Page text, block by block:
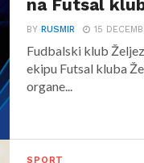
na Futsal
BYRUSMIR 15
Fudbalski klub
ekipu Futsal kluba
organe...
SPORT